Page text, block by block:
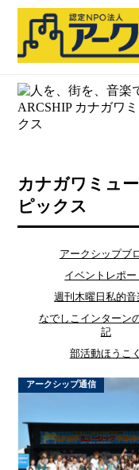
カナガワミュ
ピックス
アークシップブ
イベントレポー
週刊木曜日私的音
なでしこインターン
記
部活動ほうこく
アークシップ通信